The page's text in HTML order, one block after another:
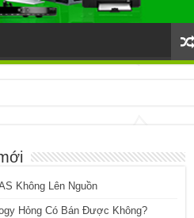
Không Lên Nguồn
Hỏng Có Bán Được Không?